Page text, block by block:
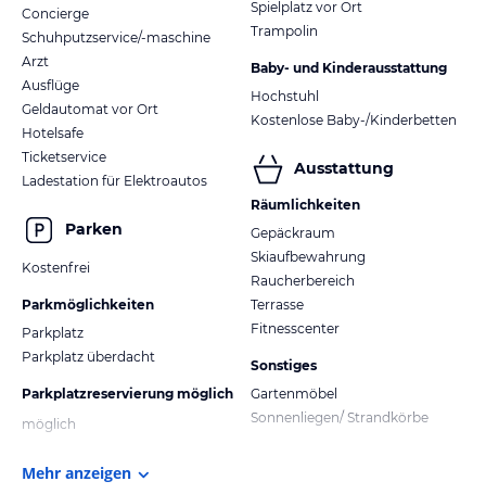
Concierge
Schuhputzservice/-maschine
Arzt
Ausflüge
Geldautomat vor Ort
Hotelsafe
Ticketservice
Ladestation für Elektroautos
Parken
Kostenfrei
Parkmöglichkeiten
Parkplatz
Parkplatz überdacht
Parkplatzreservierung möglich
möglich
Spielplatz vor Ort
Trampolin
Baby- und Kinderausstattung
Hochstuhl
Kostenlose Baby-/Kinderbetten
Ausstattung
Räumlichkeiten
Gepäckraum
Skiaufbewahrung
Raucherbereich
Terrasse
Fitnesscenter
Sonstiges
Gartenmöbel
Sonnenliegen/ Strandkörbe
Mehr anzeigen